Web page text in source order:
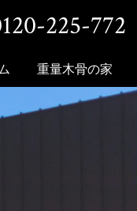
225-772
重量木骨の家